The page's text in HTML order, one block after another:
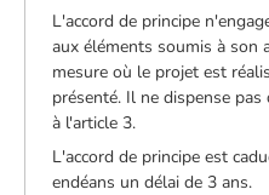
L'accord de principe
aux éléments soumis à son
mesure où le projet est
présenté. Il ne dispense
à l'article 3.
L'accord de principe est
endéans un délai de 3 ans.